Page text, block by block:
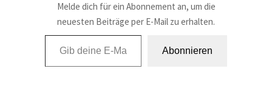
Melde dich für ein Abonnement an, um die
neuesten Beiträge per E-Mail zu erhalten.
Gib deine E-Mail-Adresse ein ...
Abonnieren